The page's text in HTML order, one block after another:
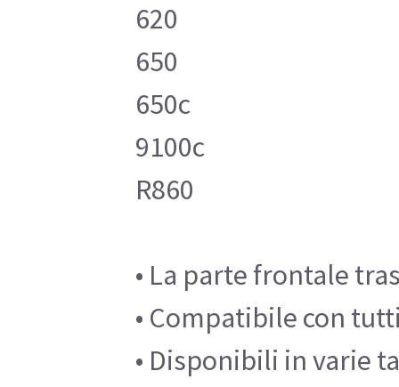
620
650
650c
9100c
R860
• La parte frontale
• Compatibile con
• Disponibili in varie